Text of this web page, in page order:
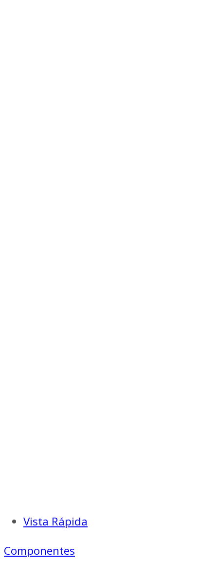
Vista Rápida
Componentes